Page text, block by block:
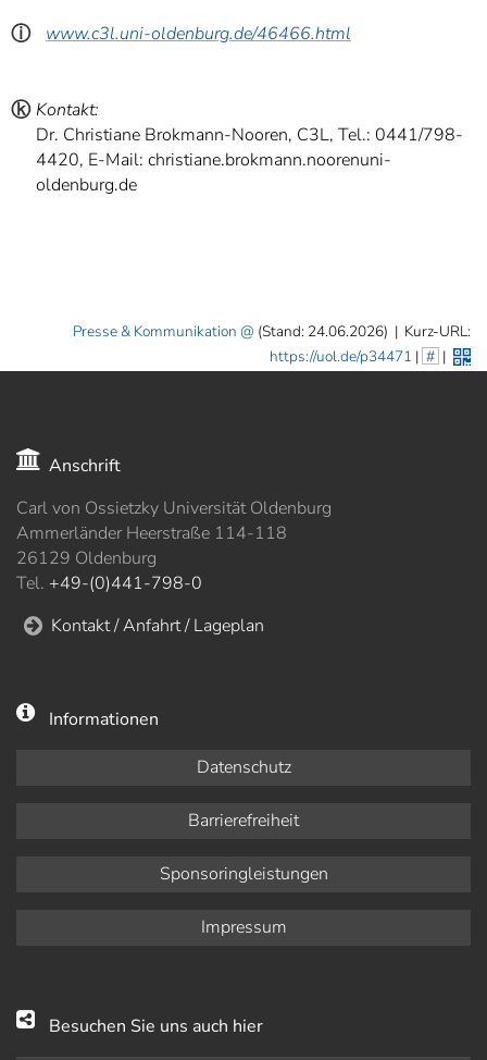
ⓘ www.c3l.uni-oldenburg.de/46466.html
ⓚ Kontakt:
Dr. Christiane Brokmann-Nooren, C3L, Tel.: 0441/798-
4420, E-Mail: christiane.brokmann.noorenuni-
oldenburg.de
Presse & Kommunikation (Stand: 24.06.2026) | Kurz-URL:
https://uol.de/p34471 | # |
Anschrift
Carl von Ossietzky Universität Oldenburg
Ammerländer Heerstraße 114-118
26129 Oldenburg
Tel. +49-(0)441-798-0
Kontakt / Anfahrt / Lageplan
Informationen
Datenschutz
Barrierefreiheit
Sponsoringleistungen
Impressum
Besuchen Sie uns auch hier